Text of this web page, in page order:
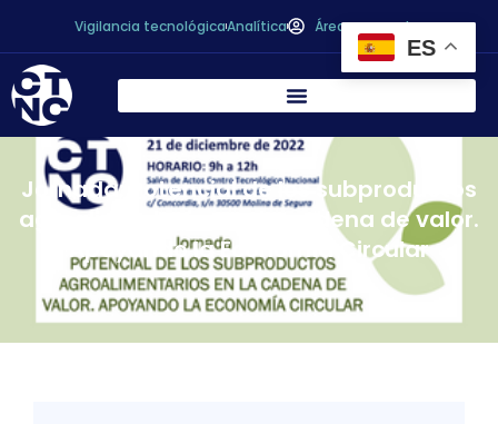
Vigilancia tecnológicaAnalítica Área personal
Jornada: Potencial de los subproductos
agroalimentarios en la cadena de valor.
Apoyando la Economía Circular
ES